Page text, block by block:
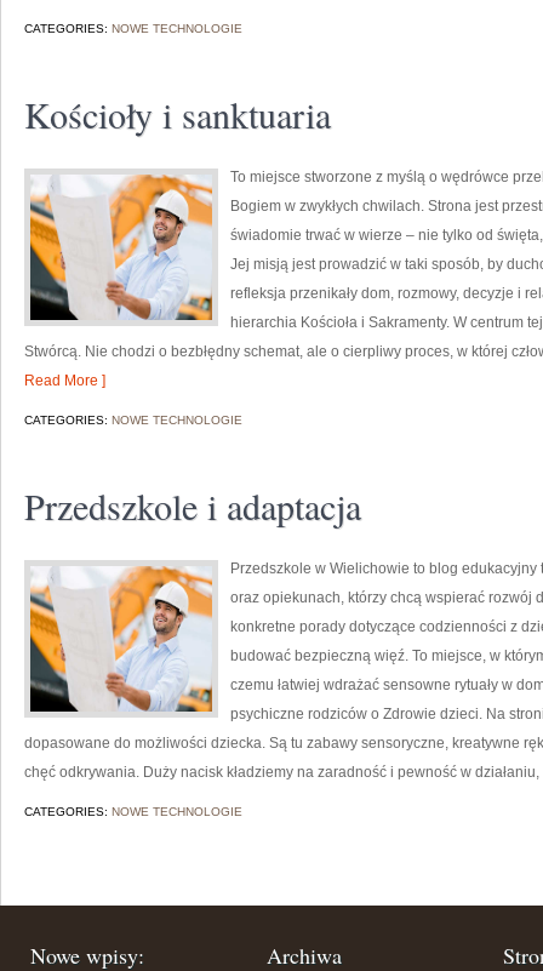
CATEGORIES: NOWE TECHNOLOGIE
Kościoły i sanktuaria
To miejsce stworzone z myślą o wędrówce
Bogiem w zwykłych chwilach. Strona jest
świadomie trwać w wierze – nie tylko od
Jej misją jest prowadzić w taki sposób, by
refleksja przenikały dom, rozmowy, decyzje i
hierarchia Kościoła i Sakramenty. W centrum
Stwórcą. Nie chodzi o bezbłędny schemat, ale o cierpliwy proces, w której
Read More ]
CATEGORIES: NOWE TECHNOLOGIE
Przedszkole i adaptacja
Przedszkole w Wielichowie to blog
oraz opiekunach, którzy chcą wspierać rozwój
konkretne porady dotyczące codzienności z
budować bezpieczną więź. To miejsce, w
czemu łatwiej wdrażać sensowne rytuały w
psychiczne rodziców o Zdrowie dzieci. Na
dopasowane do możliwości dziecka. Są tu zabawy sensoryczne, kreatywne
chęć odkrywania. Duży nacisk kładziemy na zaradność i pewność w
CATEGORIES: NOWE TECHNOLOGIE
Nowe wpisy: Archiwa